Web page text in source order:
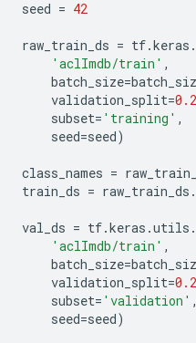
seed = 42
raw_train_ds = tf.keras .
'aclImdb/train' ,
batch_size=
validation_split=0.2
subset= 'training' ,
seed=seed)
class_names =
train_ds = raw_train_ds .
val_ds = tf.keras .utils .
'aclImdb/train' ,
batch_size=
validation_split=0.2
subset= 'validation' ,
seed=seed)